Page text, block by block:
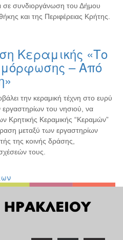
σε συνδιοργάνωση του Δήμου
και της Περιφέρειας Κρήτης.
Κεραμικής «Το
– Από
την κεραμική τέχνη στο ευρύ
εργαστηρίων του νησιού, να
Κρητικής Κεραμικής “Κεραμών”
μεταξύ των εργαστηρίων
της κοινής δράσης,
τους.